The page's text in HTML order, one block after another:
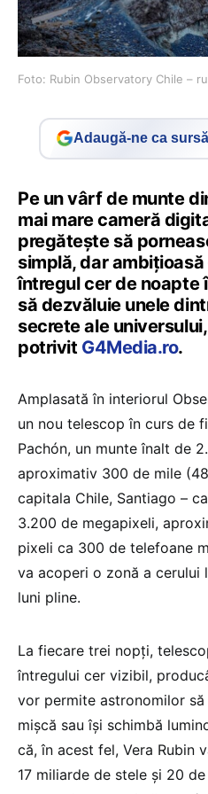
Foto: Rubin Observatory Chile –
Adaugă-ne ca
Pe un vârf de munte
mai mare cameră
pregătește să
simplă, dar
întregul cer de noapte
să dezvăluie unele
secrete ale universului,
potrivit G4Media.ro.
Amplasată în interiorul
un nou telescop în curs de
Pachón, un munte înalt de
aproximativ 300 de mile
capitala Chile, Santiago –
3.200 de megapixeli,
pixeli ca 300 de telefoane
va acoperi o zonă a cerului
luni pline.
La fiecare trei nopți,
întregului cer vizibil,
vor permite astronomilor
mișcă sau își schimbă
că, în acest fel, Vera Rubin
17 miliarde de stele și 20